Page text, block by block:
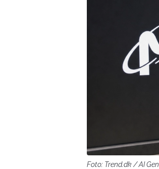
Foto: Trend.dk / AI